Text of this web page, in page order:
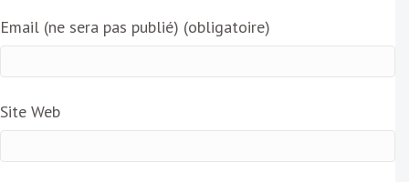
Email (ne sera pas publié) (obligatoire)
Site Web